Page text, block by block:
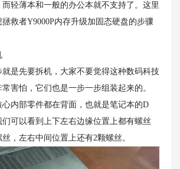
轻薄本和一般的办公本就不支持了。这里
救者Y9000P内存升级加固态硬盘的步骤
先要拆机，大家不要觉得这种数码科技
害怕，它们也是一步一步组装起来的。
部零件都在背面，也就是笔记本的D
可以看到上下左右边缘位置上都有螺丝
，左右中间位置上还有2颗螺丝。